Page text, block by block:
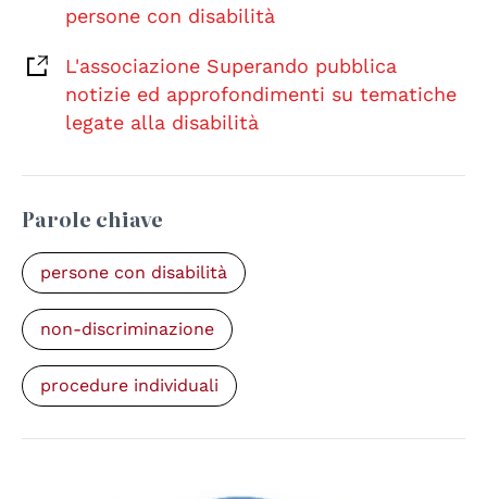
persone con disabilità
L'associazione Superando pubblica
notizie ed approfondimenti su tematiche
legate alla disabilità
Parole chiave
persone con disabilità
non-discriminazione
procedure individuali